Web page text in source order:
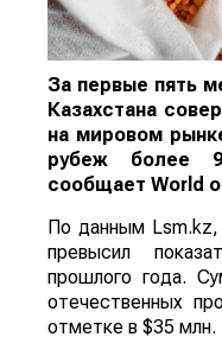
За первые пять
Казахстана
на мировом
рубеж более
сообщает World
По данным
превысил
прошлого года.
отечественных
отметке в $35 млн.